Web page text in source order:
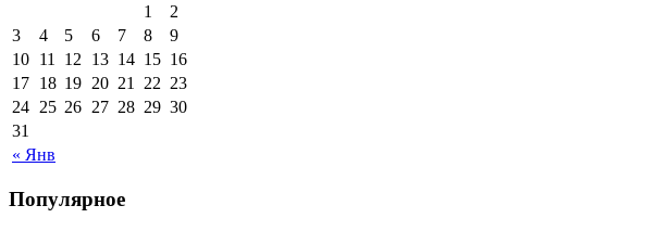
« Янв
1
2
3
4 5 6 7 8
9
10 11 12 13 14 15 16
17 18 19 20 21 22 23
24 25 26 27 28 29 30
31
Популярное